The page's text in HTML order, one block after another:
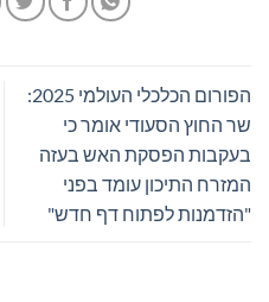
הפורום הכלכלי העולמי 2025:
שר החוץ הסעודי אומר כי
בעקבות הפסקת האש בעזה
המזרח התיכון עומד בפני
"הזדמנות לפתוח דף חדש"